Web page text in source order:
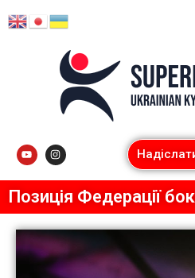
Позиція Федерації